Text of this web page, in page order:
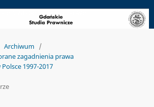
Czasopisma Naukowe
Archiwum /
zagadnienia prawa
1997-2017